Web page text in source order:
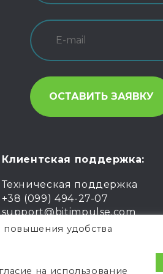
Клиентская поддержка:
Техническая поддержка
+38 (099) 494-27-07
support@bitimpulse.com
Публичная оферта
повышения удобства
на использование